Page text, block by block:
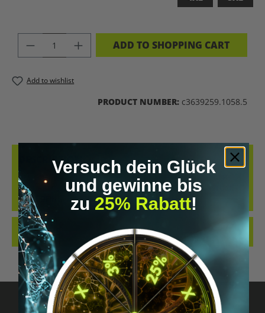
PRODUCT QUANTITY: ENTER THE
ADD TO SHOPPING CART
Add to wishlist
PRODUCT NUMBER: c3639259.1058.5
DESCRIPTION
DESIGNED BY GENETICS. UPGRADED BY SCIENCE. POWERED BY
NATURE.DIESES SHIRT IST MEHR ALS NUR EIN KLEIDUNGSSTÜCK –
ES IST DEIN…
MORE
REVIEWS
Versuch dein Glück
und gewinne bis
zu 25% Rabatt!